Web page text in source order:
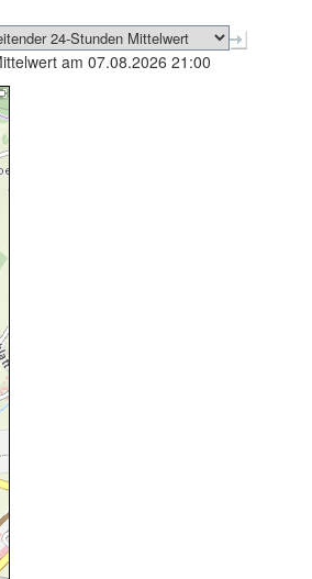
am 07.08.2026 21:00